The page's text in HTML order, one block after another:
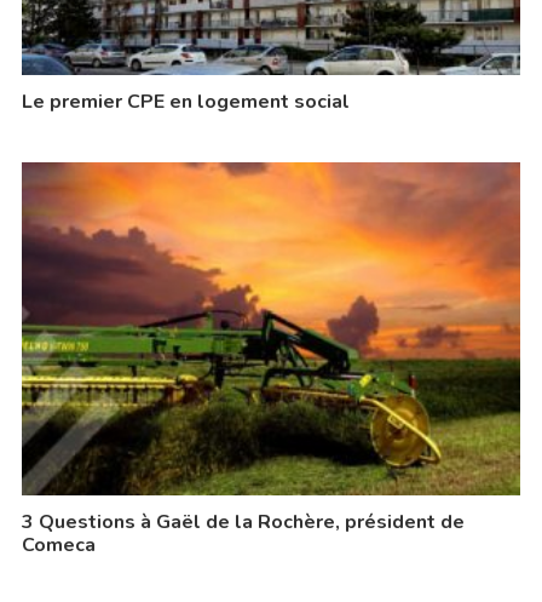
Le premier CPE en logement social
3 Questions à Gaël de la Rochère, président de
Comeca